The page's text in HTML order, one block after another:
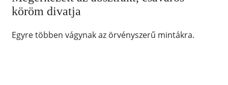
köröm divatja
Egyre többen vágynak az örvényszerű mintákra.